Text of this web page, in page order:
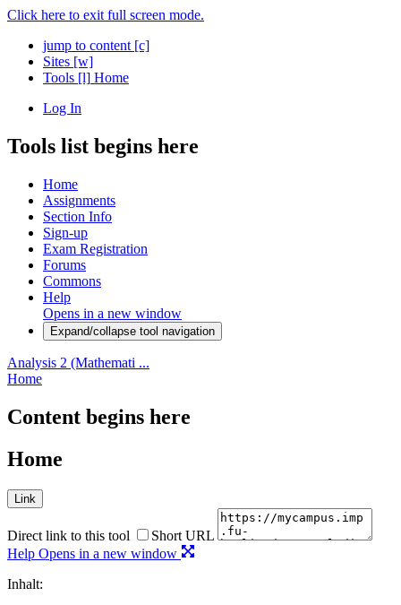
Click here to exit full screen mode.
jump to content [c]
Sites [w]
Tools [l] Home
Log In
Tools list begins here
Home
Assignments
Section Info
Sign-up
Exam Registration
Forums
Commons
Help
Opens in a new window
Expand/collapse tool navigation
Analysis 2 (Mathemati ...
Home
Content begins here
Home
Link
Direct link to this tool
Short URL
Help Opens in a new window
Inhalt: